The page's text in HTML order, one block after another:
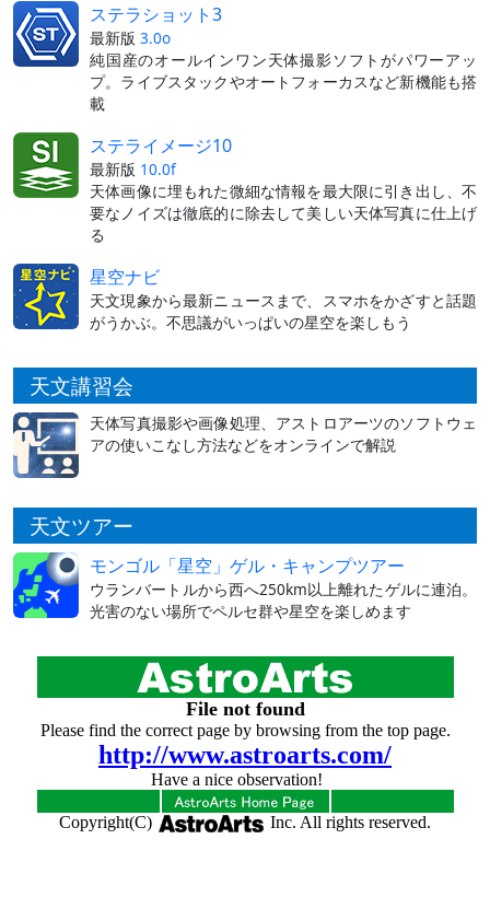
ステラショット3
最新版 3.0o
純国産のオールインワン天体撮影ソフトがパワーアッ
プ。ライブスタックやオートフォーカスなど新機能も搭
載
ステライメージ10
最新版 10.0f
天体画像に埋もれた微細な情報を最大限に引き出し、不
要なノイズは徹底的に除去して美しい天体写真に仕上げ
る
星空ナビ
天文現象から最新ニュースまで、スマホをかざすと話題
がうかぶ。不思議がいっぱいの星空を楽しもう
天文講習会
天体写真撮影や画像処理、アストロアーツのソフトウェ
アの使いこなし方法などをオンラインで解説
天文ツアー
モンゴル「星空」ゲル・キャンプツアー
ウランバートルから西へ250km以上離れたゲルに連泊。
光害のない場所でペルセ群や星空を楽しめます